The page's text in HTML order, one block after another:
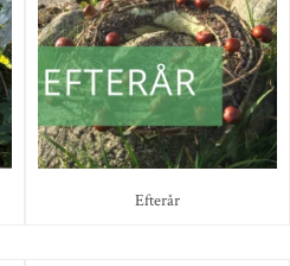
Efterår